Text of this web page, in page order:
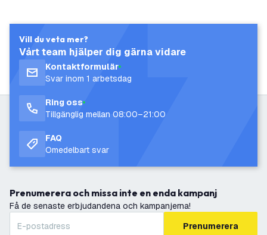
Vill du veta mer?
Vårt team hjälper dig gärna vidare
Kontaktformulär
Svar inom 1 arbetsdag
Ring oss
Tillgänglig mellan 08:00–21:00
FAQ
Omedelbart svar
Prenumerera och missa inte en enda kampanj
Få de senaste erbjudandena och kampanjerna!
Prenumerera